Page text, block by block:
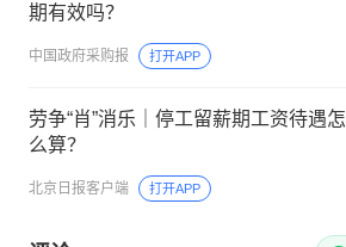
期有效吗？
中国政府采购报 打开APP
劳争“肖”消乐｜停工留薪期工资待遇怎
么算？
北京日报客户端 打开APP